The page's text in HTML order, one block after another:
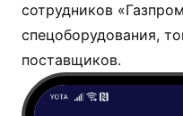
сотрудников
спецоборудования,
поставщиков.